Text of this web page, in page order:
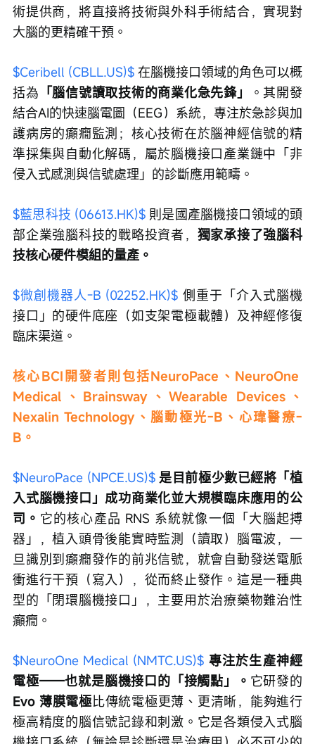
術提供商，將直接將技術與外科手術結合，實現對
大腦的更精確干預。
$Ceribell (CBLL.US)$ 在腦機接口領域的角色可以概
括為 「腦信號讀取技術的商業化急先鋒」
。其開發
結合AI的快速腦電圖（EEG）系統，專注於急診與加
護病房的癲癇監測；核心技術在於腦神經信號的精
準採集與自動化解碼，屬於腦機接口產業鏈中「非
侵入式感測與信號處理」的診斷應用範疇。
$藍思科技 (06613.HK)$ 則是國產腦機接口領域的頭
部企業強腦科技的戰略投資者， 獨家承接了強腦科
技核心硬件模組的量產。
$微創機器人-B (02252.HK)$ 側重于「介入式腦機
接口」的硬件底座（如支架電極載體）及神經修復
臨床渠道。
核心BCI開發者則包括NeuroPace、NeuroOne
Medical、Brainsway、Wearable Devices、
Nexalin Technology、腦動極光-B、心瑋醫療-
B。
$NeuroPace (NPCE.US)$ 是目前極少數已經將「植
入式腦機接口」成功商業化並大規模臨床應用的公
司。 它的核心產品 RNS 系統就像一個「大腦起搏
器」，植入頭骨後能實時監測（讀取）腦電波，一
旦識別到癲癇發作的前兆信號，就會自動發送電脈
衝進行干預（寫入），從而終止發作。這是一種典
型的「閉環腦機接口」，主要用於治療藥物難治性
癲癇。
$NeuroOne Medical (NMTC.US)$ 專注於生產神經
電極——也就是腦機接口的「接觸點」。 它研發的
Evo 薄膜電極比傳統電極更薄、更清晰，能夠進行
極高精度的腦信號記錄和刺激。它是各類侵入式腦